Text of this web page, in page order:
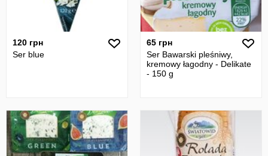
120 грн
Ser blue
65 грн
Ser Bawarski pleśniwy,
kremowy łagodny - Delikate
- 150 g